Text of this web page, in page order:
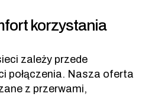
korzystania
zależy przede
połączenia. Nasza oferta
z przerwami,